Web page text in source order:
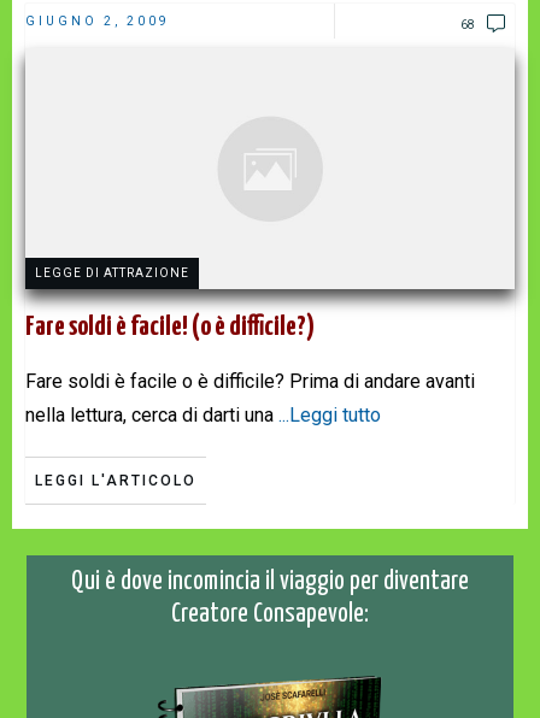
GIUGNO 2, 2009 68
LEGGE DI ATTRAZIONE
Fare soldi è facile! (o è difficile?)
Fare soldi è facile o è difficile? Prima di andare avanti
nella lettura, cerca di darti una ...Leggi tutto
LEGGI L'ARTICOLO
Qui è dove incomincia il viaggio per diventare
Creatore Consapevole: